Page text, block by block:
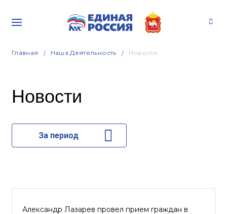
Главная Наша Деятельность Новости
Новости
За период
Александр Лазарев провел прием граждан в